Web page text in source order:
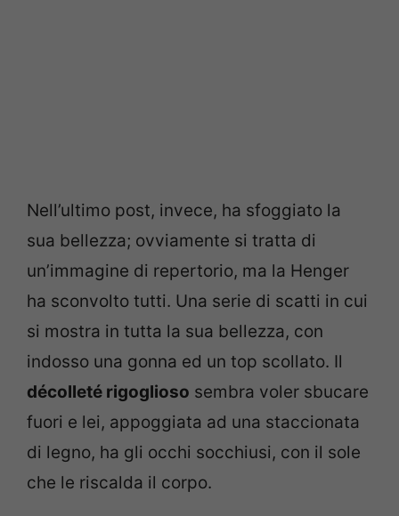
Nell’ultimo post, invece, ha sfoggiato la
sua bellezza; ovviamente si tratta di
un’immagine di repertorio, ma la Henger
ha sconvolto tutti. Una serie di scatti in cui
si mostra in tutta la sua bellezza, con
indosso una gonna ed un top scollato. Il
décolleté rigoglioso sembra voler sbucare
fuori e lei, appoggiata ad una staccionata
di legno, ha gli occhi socchiusi, con il sole
che le riscalda il corpo.